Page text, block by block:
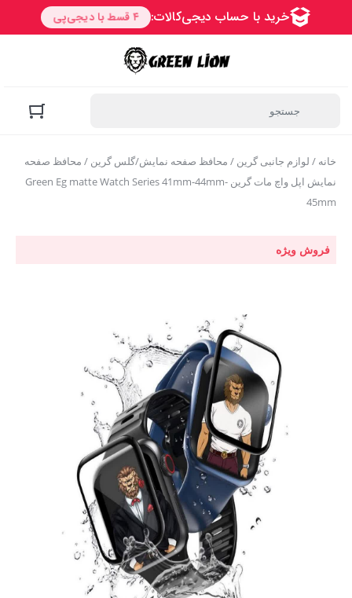
خانه / لوازم جانبی گرین / محافظ صفحه نمایش/گلس گرین / محافظ صفحه
نمایش اپل واچ مات گرین Green Eg matte Watch Series 41mm-44mm-
45mm
فروش ویژه